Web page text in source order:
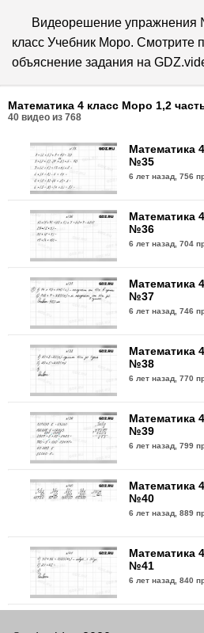
Видеорешение упражнения
класс Учебник Моро. Смотрите
объяснение задания на
Математика 4 класс Моро 1,2
40 видео из 768
Математика
№35
6 лет назад,756
Математика
№36
6 лет назад,704
Математика
№37
6 лет назад,746
Математика
№38
6 лет назад,770
Математика
№39
6 лет назад,799
Математика
№40
6 лет назад,889
Математика
№41
6 лет назад,840